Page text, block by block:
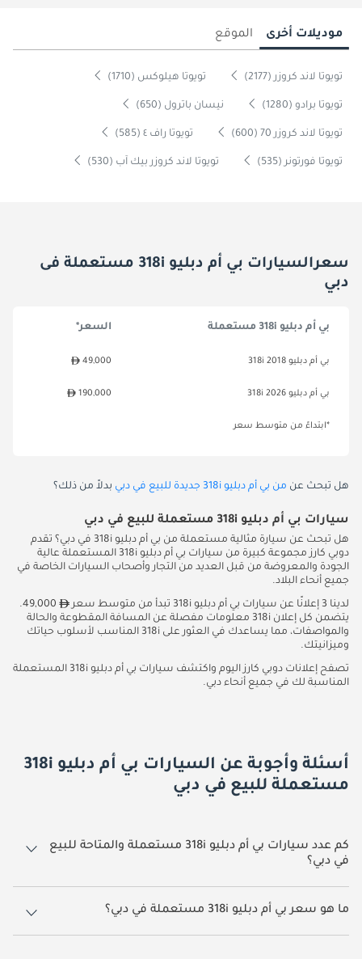
موديلات أخرى الموقع
تويوتا لاند كروزر (2177) تويوتا هيلوكس (1710)
تويوتا برادو (1280) نيسان باترول (650)
تويوتا لاند كروزر 70 (600) تويوتا راف ٤ (585)
تويوتا فورتونر (535) تويوتا لاند كروزر بيك آب (530)
سعرالسيارات بي أم دبليو 318i مستعملة فى
دبي
بي أم دبليو 318i مستعملة السعر*
بي أم دبليو 318i 2018 49,000
بي أم دبليو 318i 2026 190,000
*ابتداءً من متوسط سعر
هل تبحث عن من بي أم دبليو 318i جديدة للبيع في دبي بدلاً من ذلك؟
سيارات بي أم دبليو 318i مستعملة للبيع في دبي
هل تبحث عن سيارة مثالية مستعملة من بي أم دبليو 318i في دبي؟ تقدم
دوبي كارز مجموعة كبيرة من سيارات بي أم دبليو 318i المستعملة عالية
الجودة والمعروضة من قبل العديد من التجار وأصحاب السيارات الخاصة في
جميع أنحاء البلاد.
لدينا 3 إعلانًا عن سيارات بي أم دبليو 318i تبدأ من متوسط سعر
49,000.
يتضمن كل إعلان 318i معلومات مفصلة عن المسافة المقطوعة والحالة
والمواصفات، مما يساعدك في العثور على 318i المناسب لأسلوب حياتك
وميزانيتك.
تصفح إعلانات دوبي كارز اليوم واكتشف سيارات بي أم دبليو 318i المستعملة
المناسبة لك في جميع أنحاء دبي.
أسئلة وأجوبة عن السيارات بي أم دبليو 318i
مستعملة للبيع في دبي
كم عدد سيارات بي أم دبليو 318i مستعملة والمتاحة للبيع
في دبي؟
3 سيارة بي أم دبليو 318i مستعملة متوفرة للبيع في دبي.
ما هو سعر بي أم دبليو 318i مستعملة في دبي؟
يبدأ سعر سيارة بي أم دبليو 318i مستعملة في دبي 49,000.